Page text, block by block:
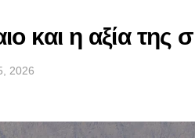
και η αξία της
2026